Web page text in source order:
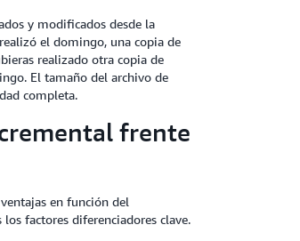
y modificados desde la
el domingo, una copia de
realizado otra copia de
El tamaño del archivo de
completa.
frente
en función del
factores diferenciadores clave.